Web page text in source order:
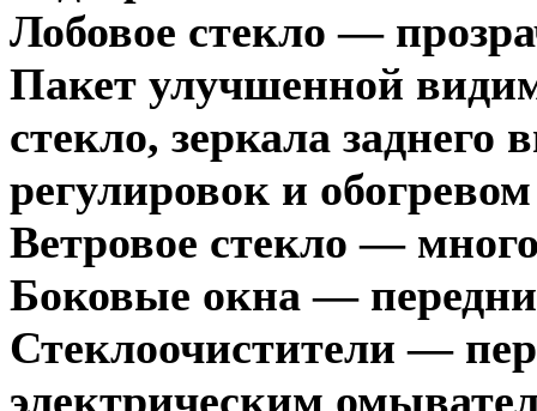
Лобовое стекло —
Пакет улучшенной
стекло, зеркала
регулировок и обогревом
Ветровое стекло —
Боковые окна —
Стеклоочистители —
электрическим